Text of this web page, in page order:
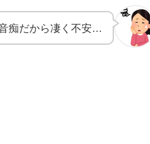
痴だから凄く不安…